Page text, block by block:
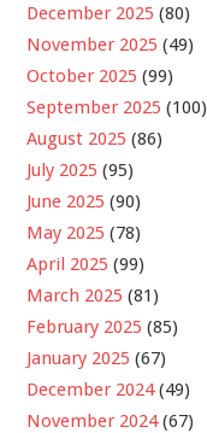
December 2025 (80)
November 2025 (49)
October 2025 (99)
September 2025 (100)
August 2025 (86)
July 2025 (95)
June 2025 (90)
May 2025 (78)
April 2025 (99)
March 2025 (81)
February 2025 (85)
January 2025 (67)
December 2024(49)
November 2024(67)